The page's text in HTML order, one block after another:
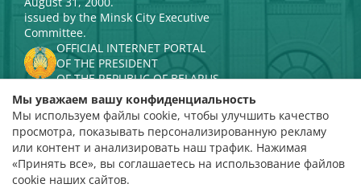
issued by the Minsk City Executive
Committee.
OFFICIAL INTERNET PORTAL
OF THE PRESIDENT
OF THE REPUBLIC OF BELARUS
MINISTRY OF CULTURE OF THE
REPUBLIC OF BELARUS
PORTAL
RATING ASSESSMENT
Rating 4.9
Мы уважаем вашу конфиденциальность
Мы используем файлы cookie, чтобы улучшить качество
просмотра, показывать персонализированную рекламу
или контент и анализировать наш трафик. Нажимая
«Принять все», вы соглашаетесь на использование файлов
cookie наших сайтов.